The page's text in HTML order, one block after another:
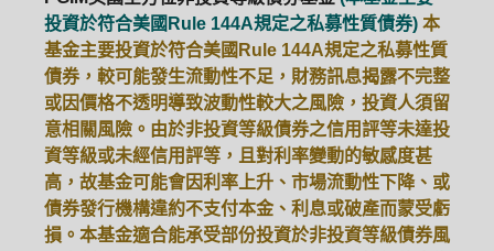
ETF 中國好時平衡 壽星優惠
醫療生化 中國品牌 0%手續費
基金申購 策略成長 拉丁美洲
大中華
投資於符合美國Rule 144A規定之私募性質債券) 本
基金主要投資於符合美國Rule 144A規定之私募性質
債券，較可能發生流動性不足，財務訊息揭露不完整
或因價格不透明導致波動性較大之風險，投資人須留
意相關風險。由於非投資等級債券之信用評等未達投
資等級或未經信用評等，且對利率變動的敏感度甚
高，故基金可能會因利率上升、市場流動性下降、或
債券發行機構違約不支付本金、利息或破產而蒙受虧
損。本基金適合能承受部份投資於非投資等級債券風